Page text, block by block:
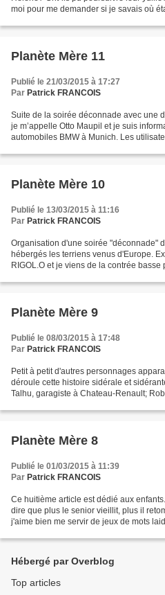
moi pour me demander si je savais où
Planète Mère 11
Publié le 21/03/2015 à 17:27
Par Patrick FRANCOIS
Suite de la soirée déconnade avec une
je m’appelle Otto Maupil et je suis
automobiles BMW à Munich. Les
Planète Mère 10
Publié le 13/03/2015 à 11:16
Par Patrick FRANCOIS
Organisation d'une soirée "déconnade"
hébergés les terriens venus d'Europe.
RIGOL.O et je viens de la contrée
Planète Mère 9
Publié le 08/03/2015 à 17:48
Par Patrick FRANCOIS
Petit à petit d'autres personnages
déroule cette histoire sidérale et
Talhu, garagiste à Chateau-Renault;
Planète Mère 8
Publié le 01/03/2015 à 11:39
Par Patrick FRANCOIS
Ce huitième article est dédié aux
dire que plus le senior vieillit, plus il
j'aime bien me servir de jeux de mots
Hébergé par Overblog
Top articles